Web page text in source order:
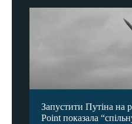
Запустити Путіна на
Point показала